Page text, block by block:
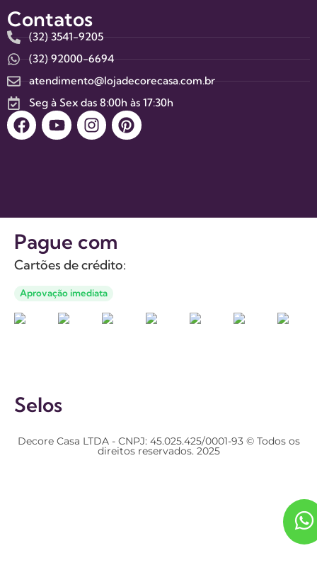
Contatos
(32) 3541-9205
(32) 92000-6694
atendimento@lojadecorecasa.com.br
Seg à Sex das 8:00h às 17:30h
Pague com
Cartões de crédito:
Aprovação imediata
Selos
Decore Casa LTDA - CNPJ: 45.025.425/0001-93 © Todos os
direitos reservados. 2025